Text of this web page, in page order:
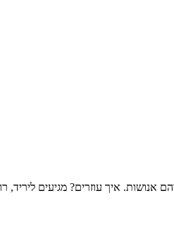
איך עוזרים? מגיעים ליריד,